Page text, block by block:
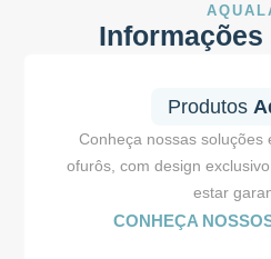
Produtos
Conheça nossas soluções
ofurôs, com design
estar
CONHEÇA